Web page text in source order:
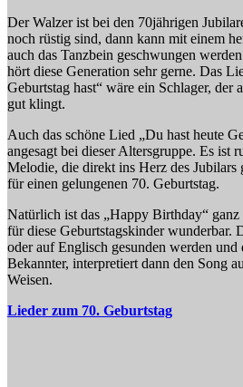
Der Walzer ist bei den 70jährigen
noch rüstig sind, dann kann mit einem
auch das Tanzbein geschwungen
hört diese Generation sehr gerne. Das
Geburtstag hast“ wäre ein Schlager, der
gut klingt.
Auch das schöne Lied „Du hast heute
angesagt bei dieser Altersgruppe. Es ist
Melodie, die direkt ins Herz des Jubilars
für einen gelungenen 70. Geburtstag.
Natürlich ist das „Happy Birthday“ ganz
für diese Geburtstagskinder wunderbar.
oder auf Englisch gesunden werden
Bekannter, interpretiert dann den Song
Weisen.
Lieder zum 70. Geburtstag